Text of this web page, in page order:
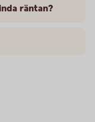
räntan?